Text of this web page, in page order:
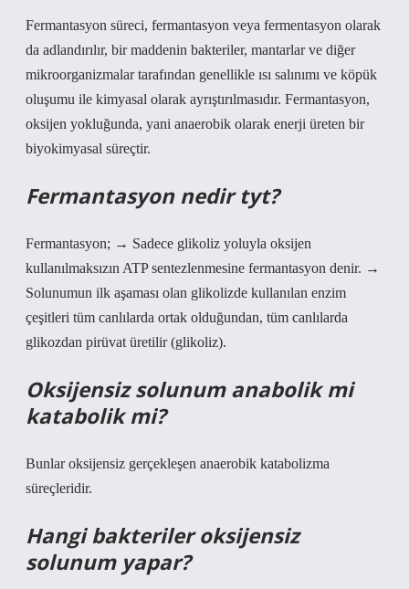
Fermantasyon süreci, fermantasyon veya fermentasyon olarak
da adlandırılır, bir maddenin bakteriler, mantarlar ve diğer
mikroorganizmalar tarafından genellikle ısı salınımı ve köpük
oluşumu ile kimyasal olarak ayrıştırılmasıdır. Fermantasyon,
oksijen yokluğunda, yani anaerobik olarak enerji üreten bir
biyokimyasal süreçtir.
Fermantasyon nedir tyt?
Fermantasyon; → Sadece glikoliz yoluyla oksijen
kullanılmaksızın ATP sentezlenmesine fermantasyon denir. →
Solunumun ilk aşaması olan glikolizde kullanılan enzim
çeşitleri tüm canlılarda ortak olduğundan, tüm canlılarda
glikozdan pirüvat üretilir (glikoliz).
Oksijensiz solunum anabolik mi
katabolik mi?
Bunlar oksijensiz gerçekleşen anaerobik katabolizma
süreçleridir.
Hangi bakteriler oksijensiz
solunum yapar?